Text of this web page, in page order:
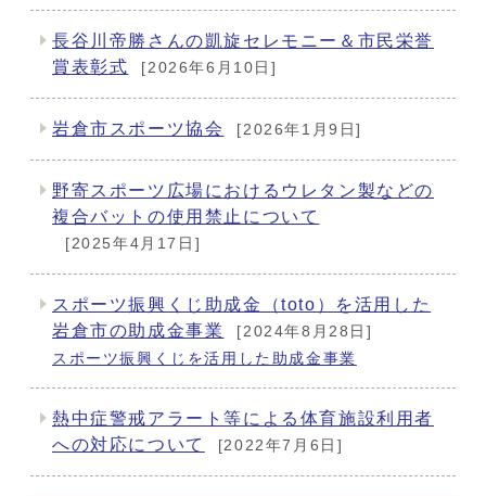
長谷川帝勝さんの凱旋セレモニー＆市民栄誉
賞表彰式
[2026年6月10日]
岩倉市スポーツ協会 [2026年1月9日]
野寄スポーツ広場におけるウレタン製などの
複合バットの使用禁止について
[2025年4月17日]
スポーツ振興くじ助成金（toto）を活用した
岩倉市の助成金事業
[2024年8月28日]
スポーツ振興くじを活用した助成金事業
熱中症警戒アラート等による体育施設利用者
への対応について
[2022年7月6日]